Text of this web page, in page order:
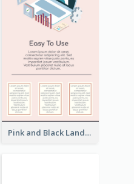
Pink and Black Landing Page